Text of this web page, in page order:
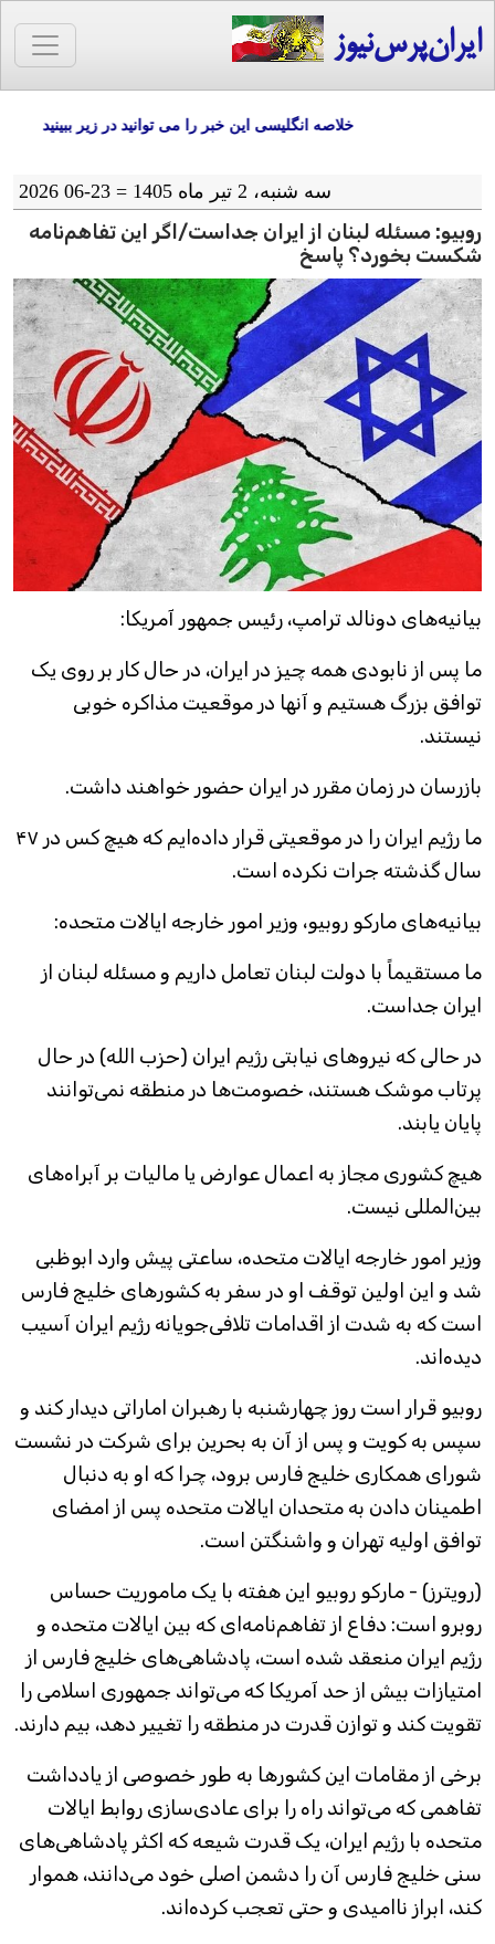
ایران‌پرس‌نیوز
خلاصه انگلیسی این خبر را می توانید در زیر ببینید
سه شنبه، 2 تیر ماه 1405 = 23-06 2026
روبیو: مسئله لبنان از ایران جداست/اگر این تفاهم‌نامه
شکست بخورد؟ پاسخ
بیانیه‌های دونالد ترامپ، رئیس جمهور آمریکا:
ما پس از نابودی همه چیز در ایران، در حال کار بر روی یک
توافق بزرگ هستیم و آنها در موقعیت مذاکره خوبی
نیستند.
بازرسان در زمان مقرر در ایران حضور خواهند داشت.
ما رژیم ایران را در موقعیتی قرار داده‌ایم که هیچ کس در ۴۷
سال گذشته جرات نکرده است.
بیانیه‌های مارکو روبیو، وزیر امور خارجه ایالات متحده:
ما مستقیماً با دولت لبنان تعامل داریم و مسئله لبنان از
ایران جداست.
در حالی که نیروهای نیابتی رژیم ایران (حزب الله) در حال
پرتاب موشک هستند، خصومت‌ها در منطقه نمی‌توانند
پایان یابند.
هیچ کشوری مجاز به اعمال عوارض یا مالیات بر آبراه‌های
بین‌المللی نیست.
وزیر امور خارجه ایالات متحده، ساعتی پیش وارد ابوظبی
شد و این اولین توقف او در سفر به کشورهای خلیج فارس
است که به شدت از اقدامات تلافی‌جویانه رژیم ایران آسیب
دیده‌اند.
روبیو قرار است روز چهارشنبه با رهبران اماراتی دیدار کند و
سپس به کویت و پس از آن به بحرین برای شرکت در نشست
شورای همکاری خلیج فارس برود، چرا که او به دنبال
اطمینان دادن به متحدان ایالات متحده پس از امضای
توافق اولیه تهران و واشنگتن است.
(رویترز) - مارکو روبیو این هفته با یک ماموریت حساس
روبرو است: دفاع از تفاهم‌نامه‌ای که بین ایالات متحده و
رژیم ایران منعقد شده است، پادشاهی‌های خلیج فارس از
امتیازات بیش از حد آمریکا که می‌تواند جمهوری اسلامی را
تقویت کند و توازن قدرت در منطقه را تغییر دهد، بیم دارند.
برخی از مقامات این کشورها به طور خصوصی از یادداشت
تفاهمی که می‌تواند راه را برای عادی‌سازی روابط ایالات
متحده با رژیم ایران، یک قدرت شیعه که اکثر پادشاهی‌های
سنی خلیج فارس آن را دشمن اصلی خود می‌دانند، هموار
کند، ابراز ناامیدی و حتی تعجب کرده‌اند.